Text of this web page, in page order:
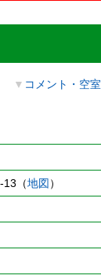
▼ コメント・空室
13（地図）